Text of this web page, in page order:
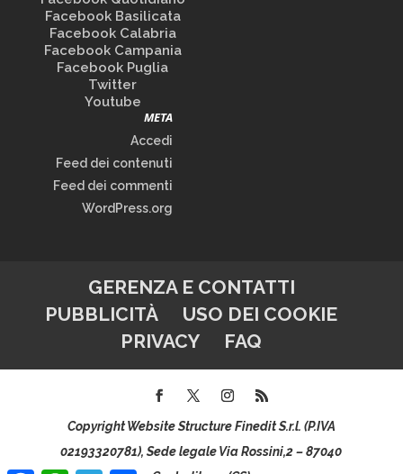
Facebook Basilicata
Facebook Calabria
Facebook Campania
Facebook Puglia
Twitter
Youtube
META
Accedi
Feed dei contenuti
Feed dei commenti
WordPress.org
GERENZA E CONTATTI
PUBBLICITÀ
USO DEI COOKIE
PRIVACY
FAQ
Copyright Website Structure Finedit S.r.l. (P.IVA
02193320781), Sede legale Via Rossini,2 – 87040